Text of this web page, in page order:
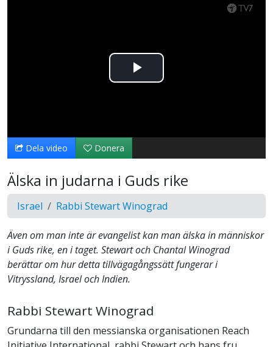
Spela
video
Dela video Donera
Älska in judarna i Guds rike
Israel Rabbi Stewart Winograd
Även om man inte är evangelist kan man älska in människor
i Guds rike, en i taget. Stewart och Chantal Winograd
berättar om hur detta tillvägagångssätt fungerar i
Vitryssland, Israel och Indien.
Rabbi Stewart Winograd
Grundarna till den messianska organisationen Reach